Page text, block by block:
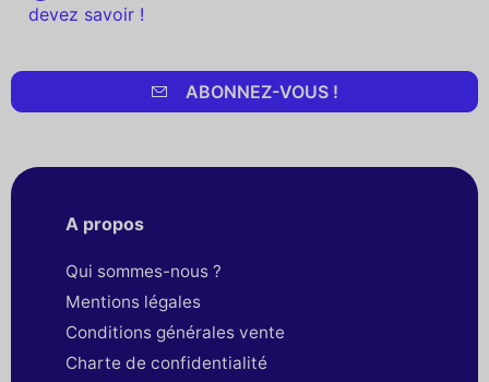
devez savoir !
ABONNEZ-VOUS !
A propos
Qui sommes-nous ?
Mentions légales
Conditions générales vente
Charte de confidentialité